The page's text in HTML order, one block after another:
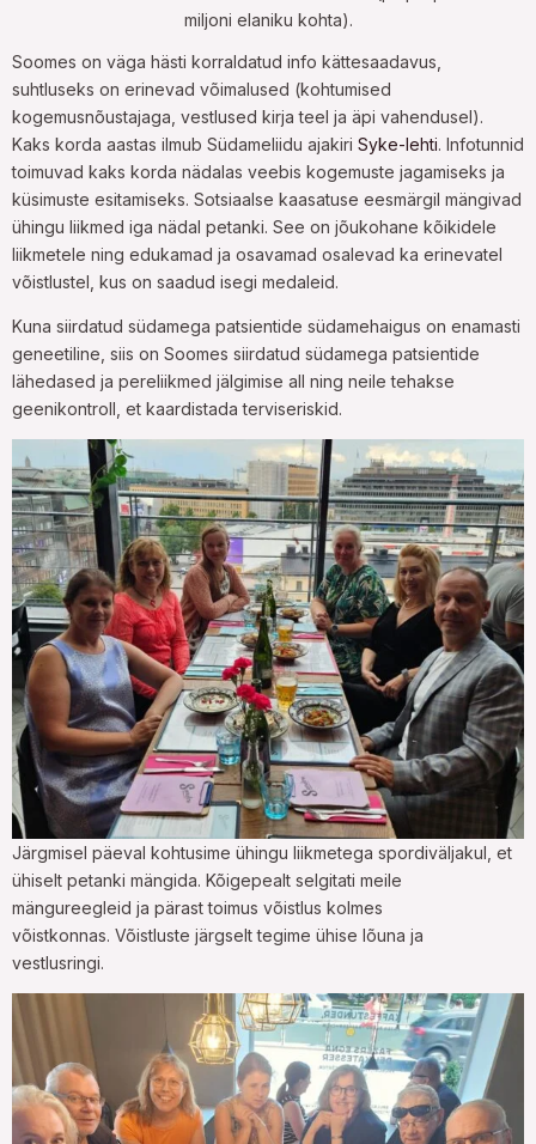
miljoni elaniku kohta).
Soomes on väga hästi korraldatud info kättesaadavus,
suhtluseks on erinevad võimalused (kohtumised
kogemusnõustajaga, vestlused kirja teel ja äpi vahendusel).
Kaks korda aastas ilmub Südameliidu ajakiri Syke-lehti. Infotunnid
toimuvad kaks korda nädalas veebis kogemuste jagamiseks ja
küsimuste esitamiseks. Sotsiaalse kaasatuse eesmärgil mängivad
ühingu liikmed iga nädal petanki. See on jõukohane kõikidele
liikmetele ning edukamad ja osavamad osalevad ka erinevatel
võistlustel, kus on saadud isegi medaleid.
Kuna siirdatud südamega patsientide südamehaigus on enamasti
geneetiline, siis on Soomes siirdatud südamega patsientide
lähedased ja pereliikmed jälgimise all ning neile tehakse
geenikontroll, et kaardistada terviseriskid.
Järgmisel päeval kohtusime ühingu liikmetega spordiväljakul, et
ühiselt petanki mängida. Kõigepealt selgitati meile
mängureegleid ja pärast toimus võistlus kolmes
võistkonnas. Võistluste järgselt tegime ühise lõuna ja
vestlusringi.